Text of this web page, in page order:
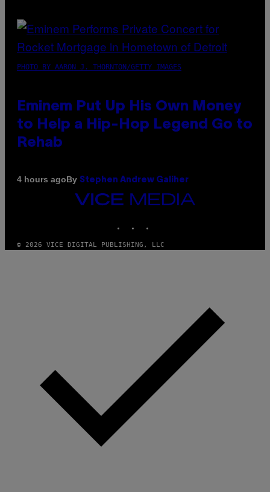
PHOTO BY AARON J. THORNTON/GETTY IMAGES
Eminem Put Up His Own Money
to Help a Hip-Hop Legend Go to
Rehab
4 hours agoBy Stephen Andrew Galiher
VICE
MEDIA
© 2026 VICE DIGITAL PUBLISHING, LLC